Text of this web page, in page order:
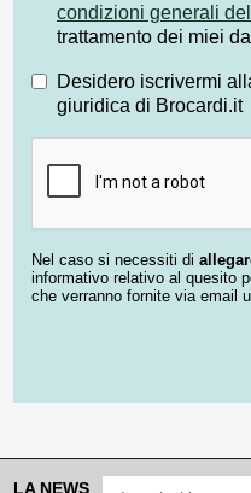
condizioni generali
trattamento dei miei
Desidero iscrivermi
giuridica di Brocardi.it
Nel caso si necessiti di
informativo relativo al quesito
che verranno fornite via email
LA NEWS